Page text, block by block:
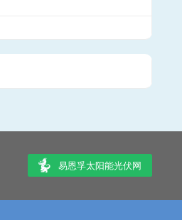
易恩孚太阳能光伏网